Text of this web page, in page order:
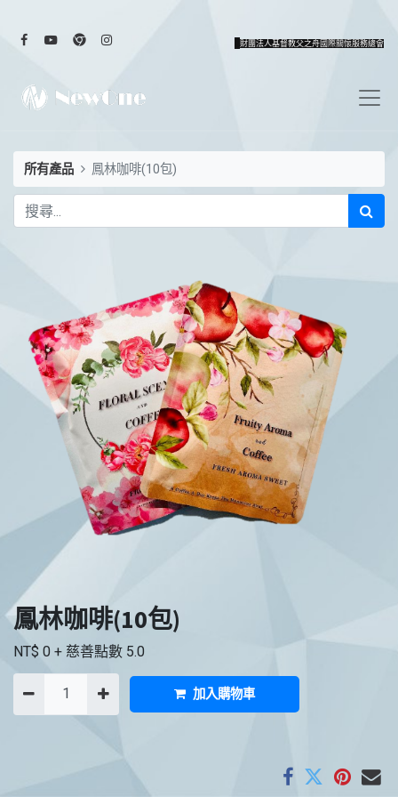
財團法人基督教父之舟國際關懷服務總會
所有產品 鳳林咖啡(10包)
鳳林咖啡(10包)
NT$ 0 + 慈善點數 5.0
加入購物車